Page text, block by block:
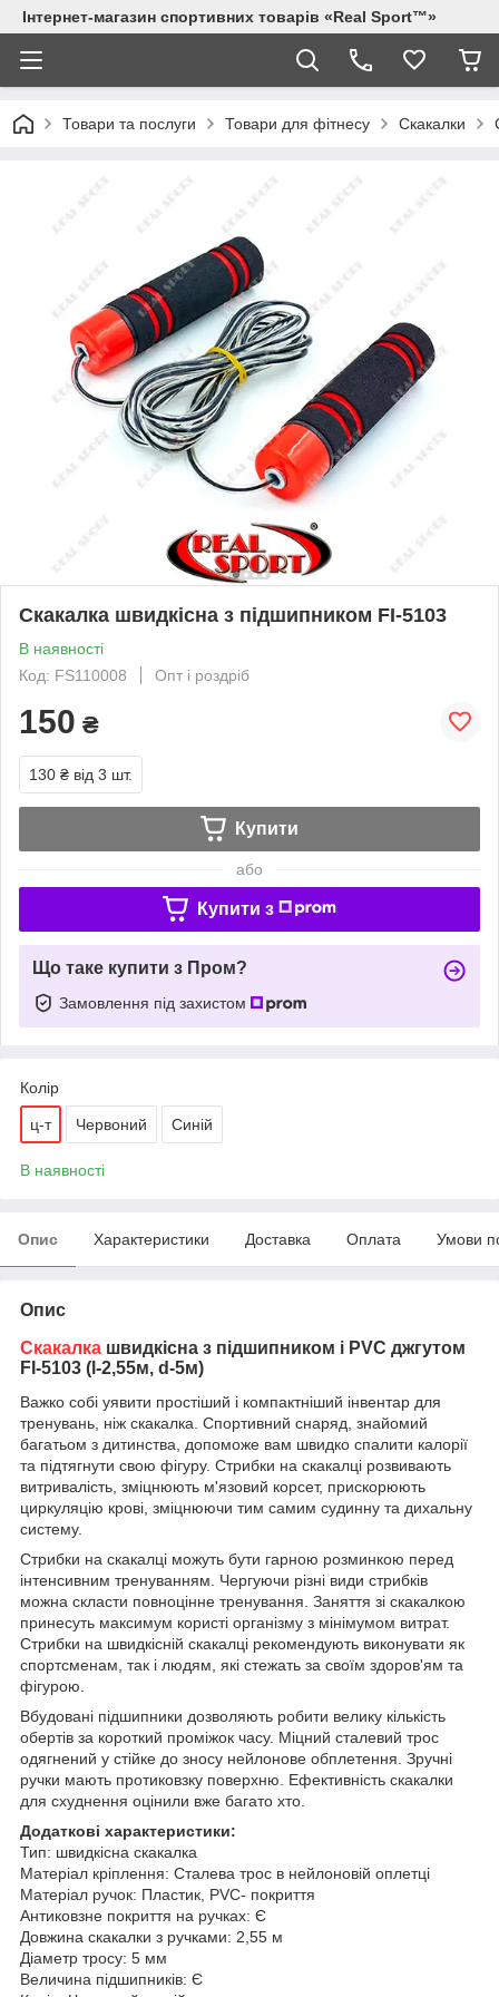
Інтернет-магазин спортивних товарів «Real Sport™»
Товари та послуги Товари для фітнесу Скакалки
Скакалка швидкісна з підшипником FI-5103
В наявності
Код: FS110008
Опт і роздріб
150 ₴
130 ₴ від 3 шт.
Купити
або
Купити з
Що таке купити з Пром?
Замовлення під захистом
Колір
ц-т Червоний Синій
В наявності
Опис Характеристики Доставка Оплата Умови
Опис
Скакалка швидкісна з підшипником і PVC джгутом
FI-5103 (l-2,55м, d-5м)
Важко собі уявити простіший і компактніший інвентар для
тренувань, ніж скакалка. Спортивний снаряд, знайомий
багатьом з дитинства, допоможе вам швидко спалити калорії
та підтягнути свою фігуру. Стрибки на скакалці розвивають
витривалість, зміцнюють м'язовий корсет, прискорюють
циркуляцію крові, зміцнюючи тим самим судинну та дихальну
систему.
Стрибки на скакалці можуть бути гарною розминкою перед
інтенсивним тренуванням.
Чергуючи різні види стрибків
можна скласти повноцінне тренування. Заняття зі скакалкою
принесуть максимум користі організму з мінімумом витрат.
Стрибки на швидкісній скакалці рекомендують виконувати як
спортсменам, так і людям, які стежать за своїм здоров'ям та
фігурою.
Вбудовані підшипники дозволяють робити велику кількість
обертів за короткий проміжок часу. Міцний сталевий трос
одягнений у стійке до зносу нейлонове обплетення. Зручні
ручки мають протиковзку поверхню.
Ефективність скакалки
для схуднення оцінили вже багато хто.
Додаткові характеристики:
Тип: швидкісна скакалка
Матеріал кріплення: Сталева трос в нейлоновій оплетці
Матеріал ручок: Пластик, PVC- покриття
Антиковзне покриття на ручках: Є
Довжина скакалки з ручками: 2,55 м
Діаметр тросу: 5 мм
Величина підшипників: Є